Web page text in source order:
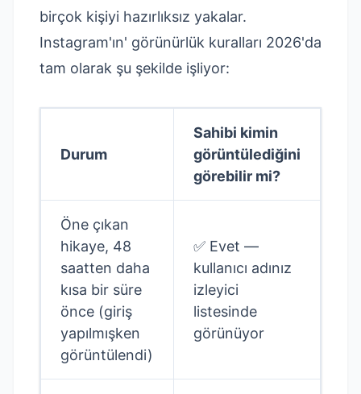
birçok kişiyi hazırlıksız yakalar.
Instagram'ın' görünürlük kuralları 2026'da
tam olarak şu şekilde işliyor:
Durum
Sahibi kimin
görüntülediğini
görebilir mi?
Öne çıkan
hikaye, 48
saatten daha
kısa bir süre
önce (giriş
yapılmışken
görüntülendi)
✅ Evet —
kullanıcı adınız
izleyici
listesinde
görünüyor